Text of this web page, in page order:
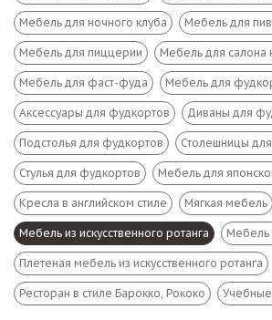
Мебель для ночного клуба Мебель для
Мебель для пиццерии Мебель для салона
Мебель для фаст-фуда Мебель для
Аксессуары для фудкортов Диваны для
Подстолья для фудкортов Столешницы
Стулья для фудкортов Мебель для
Кресла в английском стиле Мягкая мебель
Мебель из искусственного ротанга Мебель
Плетеная мебель из искусственного ротанга
Ресторан в стиле Барокко, Рококо Учебные